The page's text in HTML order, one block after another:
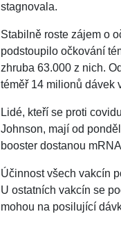
stagnovala.
Stabilně roste zájem o
podstoupilo očkování
zhruba 63.000 z nich.
téměř 14 milionů dávek
Lidé, kteří se proti
Johnson, mají od
booster dostanou
Účinnost všech vakcín
U ostatních vakcín se
mohou na posilující